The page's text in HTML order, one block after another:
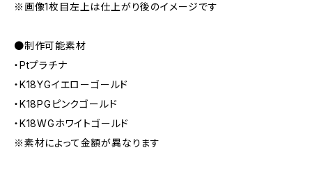
※画像1枚目左上は仕上がり後のイメージです
●制作可能素材
・Ptプラチナ
・K18YGイエローゴールド
・K18PGピンクゴールド
・K18WGホワイトゴールド
※素材によって金額が異なります